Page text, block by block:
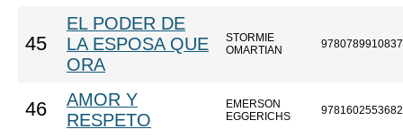
45
EL PODER DE
LA ESPOSA QUE
ORA
STORMIE
OMARTIAN
9780789910837
46
AMOR Y
RESPETO
EMERSON
EGGERICHS
9781602553682